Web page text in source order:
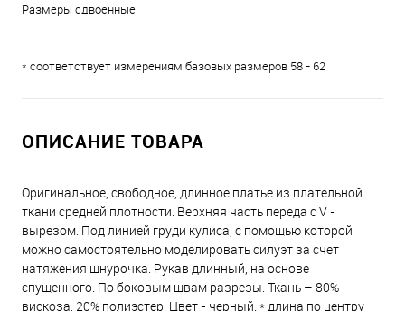
Размеры сдвоенные.
* соответствует измерениям базовых размеров 58 - 62
ОПИСАНИЕ ТОВАРА
Оригинальное, свободное, длинное платье из плательной
ткани средней плотности. Верхняя часть переда с V -
вырезом. Под линией груди кулиса, с помощью которой
можно самостоятельно моделировать силуэт за счет
натяжения шнурочка. Рукав длинный, на основе
спущенного. По боковым швам разрезы. Ткань – 80%
вискоза, 20% полиэстер. Цвет - черный. * длина по центру